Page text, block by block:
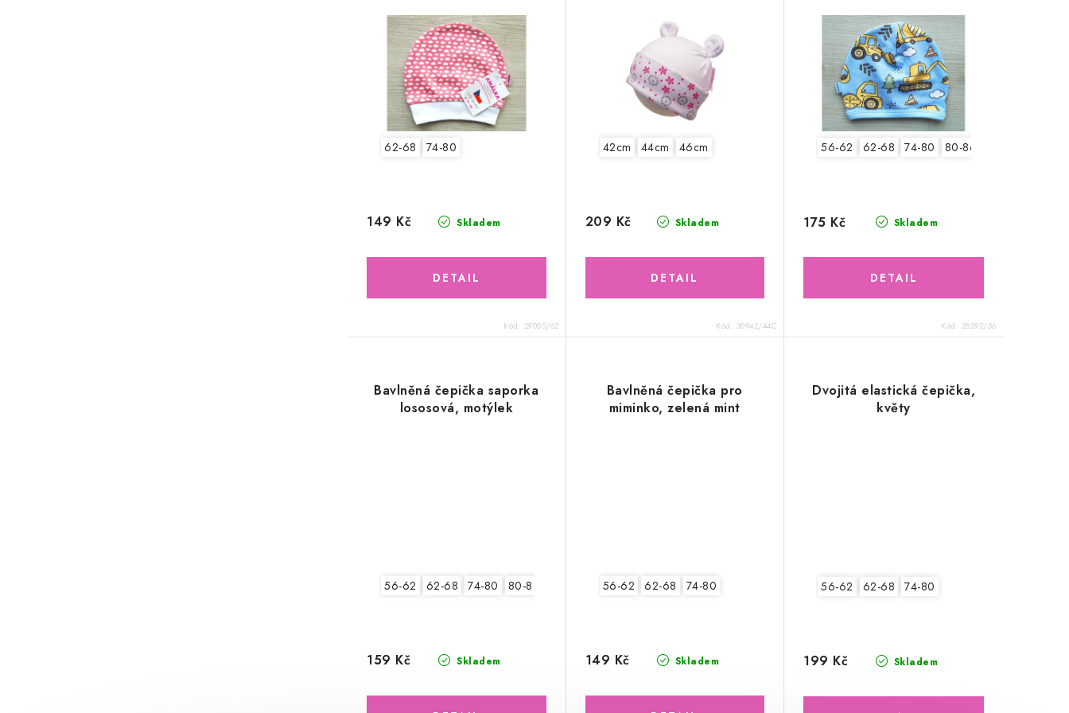
62-68 74-80
Skladem
149 Kč
Kód: 29005/62
42cm 44cm 46cm
Skladem
209 Kč
Kód: 30942/44C
56-62 62-68 74-80 80-86
Skladem
175 Kč
Kód: 28292/56
Bavlněná čepička saporka
lososová, motýlek
56-62 62-68 74-80 80-86
Skladem
159 Kč
Bavlněná čepička pro
miminko, zelená mint
56-62 62-68 74-80
Skladem
149 Kč
Dvojitá elastická čepička,
květy
56-62 62-68 74-80
Skladem
199 Kč